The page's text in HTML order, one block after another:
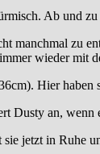
Ab und
manchmal zu
wieder mit
Hier haben
Dusty an, wenn
jetzt in Ruhe